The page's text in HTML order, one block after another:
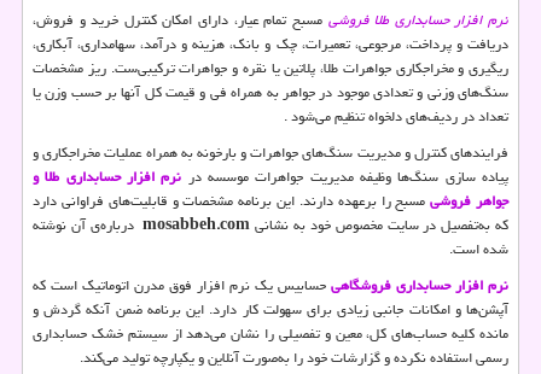
نرم افزار حسابداری طلا فروشی مسبح تمام عیار، دارای امکان کنترل خرید و فروش،
دریافت و پرداخت، مرجوعی، تعمیرات، چک و بانک، هزینه و درآمد، سهامداری، آبکاری،
ریگیری و مخراجکاری جواهرات طلا، پلاتین یا نقره و جواهرات ترکیبی‌ست. ریز مشخصات
سنگ‌های وزنی و تعدادی موجود در جواهر به همراه فی و قیمت کل آنها بر حسب وزن یا
تعداد در ردیف‌های دلخواه تنظیم می‌شود.
فرایندهای کنترل و مدیریت سنگ‌های جواهرات و بارخونه به همراه عملیات مخراجکاری و
پیاده سازی سنگ‌ها وظیفه مدیریت جواهرات موسسه در نرم افزار حسابداری طلا و
جواهر فروشیمسبح را برعهده دارند. این برنامه مشخصات و قابلیت‌های فراوانی دارد
که به‌تفصیل در سایت مخصوص خود به نشانیmosabbeh.com درباره‌ی آن نوشته
شده است.
نرم افزار حسابداری فروشگاهیحسابیس یک نرم افزار فوق مدرن اتوماتیک است که
آپشن‌ها و امکانات جانبی زیادی برای سهولت کار دارد. این برنامه ضمن آنکه گردش و
مانده کلیه‌ حساب‌های کل، معین و تفصیلی را نشان می‌دهد از سیستم خشک حسابداری
رسمی استفاده نکرده و گزارشات خود را به‌صورت آنلاین و یکپارچه تولید می‌کند.